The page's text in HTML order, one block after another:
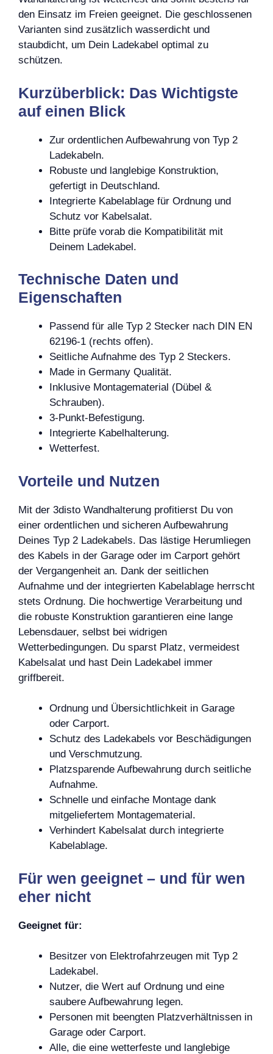
den Einsatz im Freien geeignet. Die geschlossenen
Varianten sind zusätzlich wasserdicht und
staubdicht, um Dein Ladekabel optimal zu
schützen.
Kurzüberblick: Das Wichtigste
auf einen Blick
Zur ordentlichen Aufbewahrung von Typ 2
Ladekabeln.
Robuste und langlebige Konstruktion,
gefertigt in Deutschland.
Integrierte Kabelablage für Ordnung und
Schutz vor Kabelsalat.
Bitte prüfe vorab die Kompatibilität mit
Deinem Ladekabel.
Technische Daten und
Eigenschaften
Passend für alle Typ 2 Stecker nach DIN EN
62196-1 (rechts offen).
Seitliche Aufnahme des Typ 2 Steckers.
Made in Germany Qualität.
Inklusive Montagematerial (Dübel &
Schrauben).
3-Punkt-Befestigung.
Integrierte Kabelhalterung.
Wetterfest.
Vorteile und Nutzen
Mit der 3disto Wandhalterung profitierst Du von
einer ordentlichen und sicheren Aufbewahrung
Deines Typ 2 Ladekabels. Das lästige Herumliegen
des Kabels in der Garage oder im Carport gehört
der Vergangenheit an. Dank der seitlichen
Aufnahme und der integrierten Kabelablage herrscht
stets Ordnung. Die hochwertige Verarbeitung und
die robuste Konstruktion garantieren eine lange
Lebensdauer, selbst bei widrigen
Wetterbedingungen. Du sparst Platz, vermeidest
Kabelsalat und hast Dein Ladekabel immer
griffbereit.
Ordnung und Übersichtlichkeit in Garage
oder Carport.
Schutz des Ladekabels vor Beschädigungen
und Verschmutzung.
Platzsparende Aufbewahrung durch seitliche
Aufnahme.
Schnelle und einfache Montage dank
mitgeliefertem Montagematerial.
Verhindert Kabelsalat durch integrierte
Kabelablage.
Für wen geeignet – und für wen
eher nicht
Geeignet für:
Besitzer von Elektrofahrzeugen mit Typ 2
Ladekabel.
Nutzer, die Wert auf Ordnung und eine
saubere Aufbewahrung legen.
Personen mit beengten Platzverhältnissen in
Garage oder Carport.
Alle, die eine wetterfeste und langlebige